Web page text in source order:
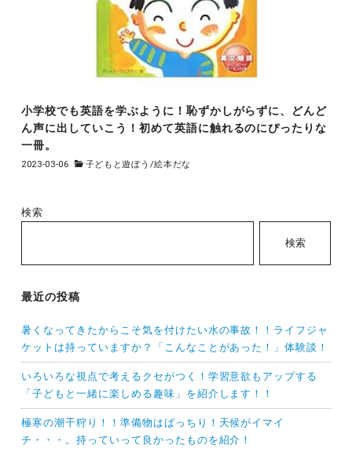
小学校でも英語を学ぶように！恥ずかしがらずに、どんど
ん声に出していこう！初めて英語に触れるのにぴったりな
一冊。
2023-03-06 子どもと遊ぼう /絵本だな
検索
検索
最近の投稿
暑くなってきたからこそ気を付けたい水の事故！！ライフジャ
ケットは持っていますか？「こんなことがあった！」体験談！
いろいろな視点で考えるクセがつく！学習意欲もアップする
「子どもと一緒に楽しめる趣味」を紹介します！！
極寒の潮干狩り！！準備物はばっちり！天候がイマイ
チ・・・。持っていって良かったものを紹介！